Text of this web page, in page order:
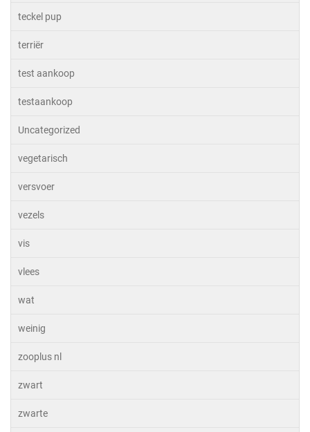
teckel pup
terriër
test aankoop
testaankoop
Uncategorized
vegetarisch
versvoer
vezels
vis
vlees
wat
weinig
zooplus nl
zwart
zwarte